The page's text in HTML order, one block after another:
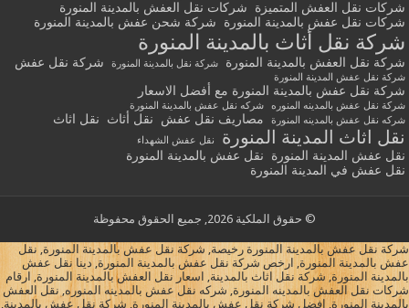
شركات نقل العفش المتميزة
شركات نقل العفش بالمدينة المنورة
شركات نقل عفش بالمدينة المنورة
شركة شحن عفش بالمدينة المنورة
شركة نقل أثاث بالمدينة المنورة
شركة نقل العفش بالمدينة المنورة شركة نقل بالمدينة المنورة شركة نقل عفش
شركة نقل عفش المدينة المنورة
شركة نقل عفش بالمدينة المنورة مع أفضل الاسعار
شركة نقل عفش بالمدينه المنوره
شركه نقل عفش بالمدينة المنورة
شركه نقل عفش بالمدينه المنورة
مصاريف نقل عفش نقل أثاث نقل اثاث
نقل اثاث المدينة المنورة نقل عفش الشهداء
نقل عفش المدينة المنورة
نقل عفش بالمدينة المنورة
نقل عفش في المدينة المنورة
© حقوق الملكية 2026, جميع الحقوق محفوظة
شركة نقل عفش بالمدينة المنورة رخيصة, شركة نقل عفش بالمدينة المنورة, نقل
عفش بالمدينة المنورة, ارخص شركة نقل عفش بالمدينة المنورة, دينا نقل عفش
بالمدينة المنورة, شركة نقل اثاث بالمدينة, اسعار نقل العفش بالمدينة المنورة, ارقام
شركات نقل العفش بالمدينه المنورة, شركه نقل عفش بالمدينه المنوره, نقل العفش
بالمدينة المنورة, افضل شركة نقل عفش بالمدينة المنورة, شركة نقل عفش بالمدينة,